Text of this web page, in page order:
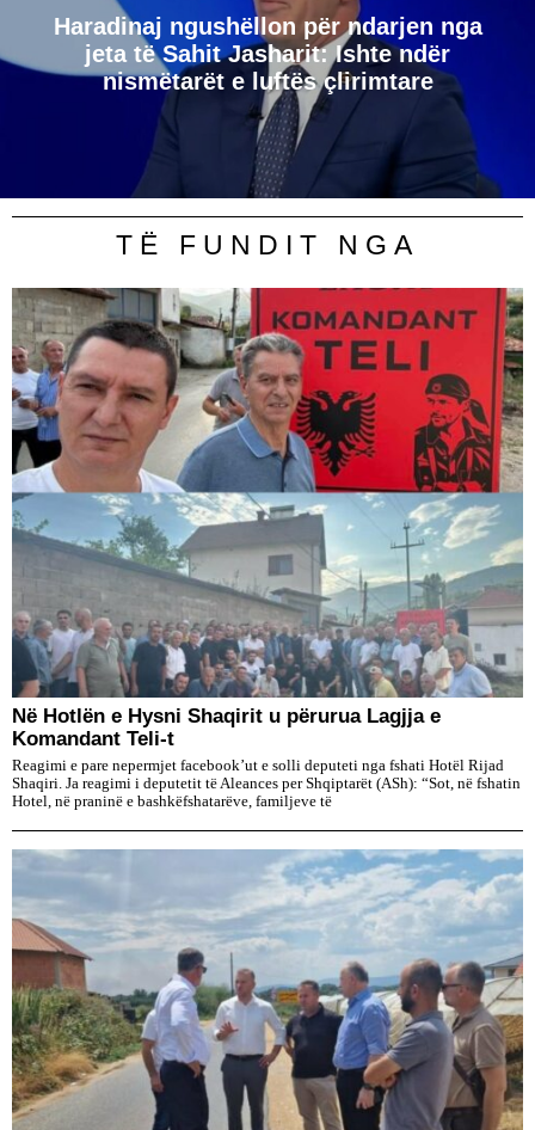
Haradinaj ngushëllon për ndarjen nga
jeta të Sahit Jasharit: Ishte ndër
nismëtarët e luftës çlirimtare
TË FUNDIT NGA
Në Hotlën e Hysni Shaqirit u përurua Lagjja e
Komandant Teli-t
Reagimi e pare nepermjet facebook’ut e solli deputeti nga fshati Hotël Rijad
Shaqiri. Ja reagimi i deputetit të Aleances per Shqiptarët (ASh): “Sot, në fshatin
Hotel, në praninë e bashkëfshatarëve, familjeve të